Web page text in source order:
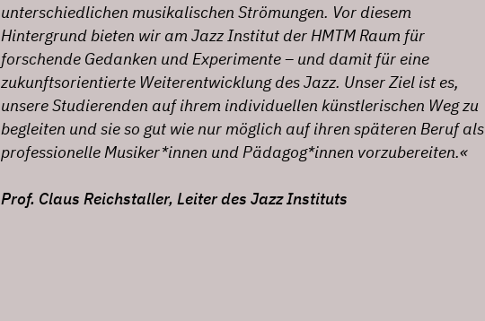
unterschiedlichen musikalischen Strömungen. Vor diesem
Hintergrund bieten wir am Jazz Institut der HMTM Raum für
forschende Gedanken und Experimente – und damit für eine
zukunftsorientierte Weiterentwicklung des Jazz. Unser Ziel ist es,
unsere Studierenden auf ihrem individuellen künstlerischen Weg zu
begleiten und sie so gut wie nur möglich auf ihren späteren Beruf als
professionelle Musiker*innen und Pädagog*innen vorzubereiten.«
Prof. Claus Reichstaller, Leiter des Jazz Instituts